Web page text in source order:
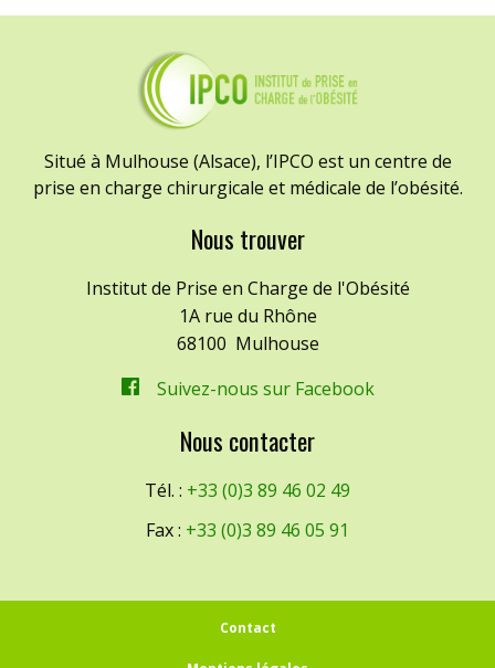
Situé à Mulhouse (Alsace), l’IPCO est un centre de
prise en charge chirurgicale et médicale de l’obésité.
Nous trouver
Institut de Prise en Charge de l'Obésité
1A rue du Rhône
68100 Mulhouse
Suivez-nous sur Facebook
Nous contacter
Tél. : +33 (0)3 89 46 02 49
Fax : +33 (0)3 89 46 05 91
Contact